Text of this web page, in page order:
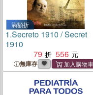
滿額折
1.Secreto 1910 / Secret
1910
79
556
無庫存